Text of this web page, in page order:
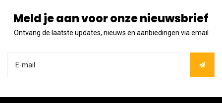
Meld je aan voor onze nieuwsbrief
Ontvang de laatste updates, nieuws en aanbiedingen via email